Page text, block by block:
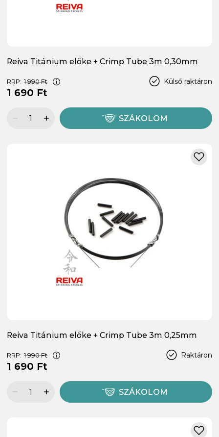
Reiva Titánium előke + Crimp Tube 3m 0,30mm
Külső raktáron
RRP: 1 990 Ft
1 690 Ft
SZÁKOLOM
Reiva Titánium előke + Crimp Tube 3m 0,25mm
Raktáron
RRP: 1 990 Ft
1 690 Ft
SZÁKOLOM